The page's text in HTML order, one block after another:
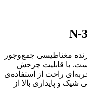
مغناطیسی جمع‌وجور
با قابلیت چرخش
راحت از استفاده‌ی
و پایداری بالا از